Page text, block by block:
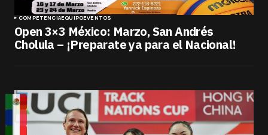
COMPETENCIAEQUIPOEVENTOS
Open 3×3 México: Marzo, San Andrés
Cholula – ¡Preparate ya para el Nacional!